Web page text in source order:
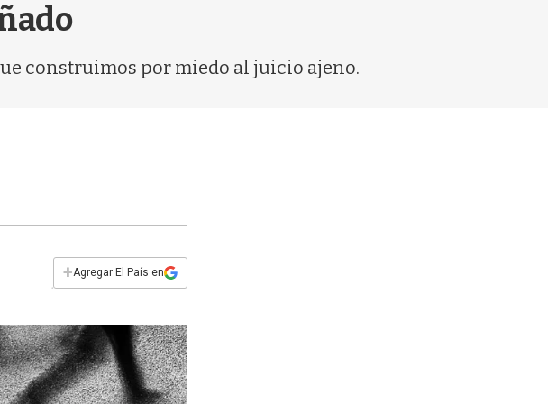
construimos por miedo al juicio ajeno.
+Agregar El País en